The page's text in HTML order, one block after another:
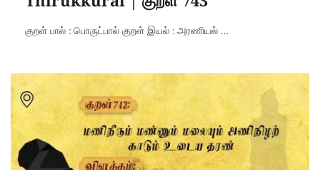
குறள் பால் : பொருட்பால் குறள் இயல் : அரணியல் ...